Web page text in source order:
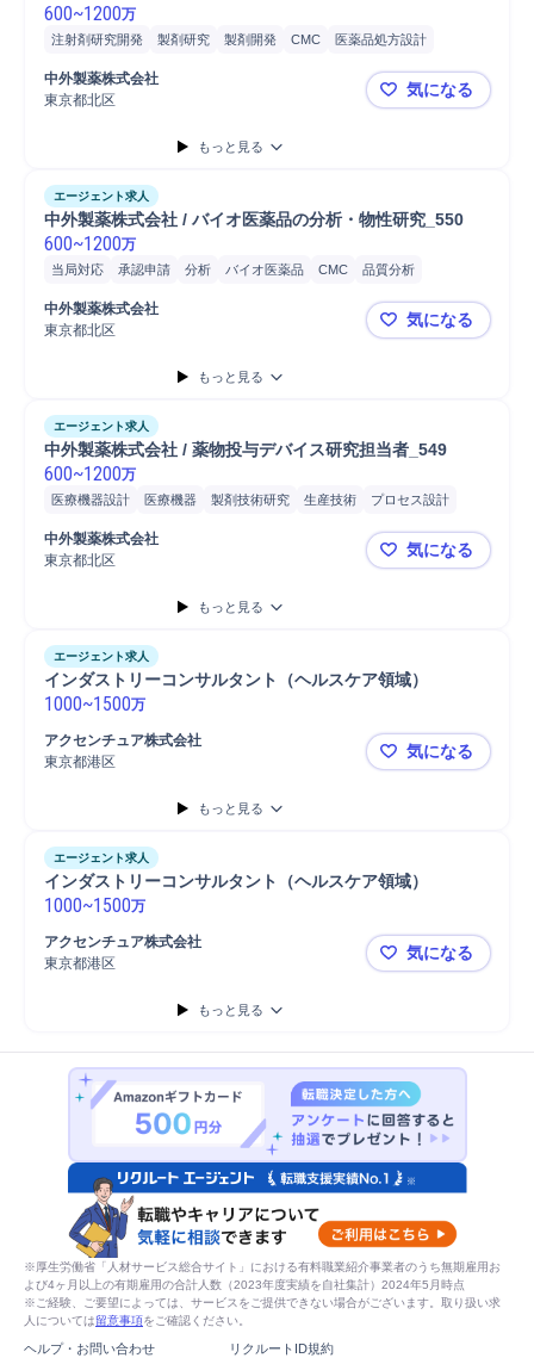
600~1200万
注射剤研究開発 製剤研究 製剤開発 CMC
医薬品処方設計
製剤スケールアップ
抗体医薬品
中外製薬株式会社
東京都北区
中外製薬株
気になる
もっと見る
エージェント求人
中外製薬株式会社 / バイオ医薬品の分析・物性研究_550
600~1200万
当局対応 承認申請 分析 バイオ医薬品 CMC
品質分析
物性分析研究
バイオ医薬品研究開発
品質管理
プロジェクト
中外製薬株式会社
東京都北区
中外製薬株
気になる
もっと見る
エージェント求人
600~1200万
医療機器設計 医療機器 製剤技術研究 生産技術
プロセス設計
工程設計
製品開発
博士採用
中外製薬株式会社
東京都北区
中外製薬株
気になる
もっと見る
エージェント求人
インダストリーコンサルタント（ヘルスケア領域）
1000~1500万
アクセンチュア株式会社
東京都港区
インダスト
気になる
もっと見る
エージェント求人
インダストリーコンサルタント（ヘルスケア領域）
1000~1500万
アクセンチュア株式会社
東京都港区
インダスト
気になる
もっと見る
※厚生労働省「人材サービス総合サイト」における有料職業紹介事業者のうち無期雇用お
よび4ヶ月以上の有期雇用の合計人数（2023年度実績を自社集計）2024年5月時点
※ご経験、ご要望によっては、サービスをご提供できない場合がございます。取り扱い求
人については留意事項をご確認ください。
ヘルプ・お問い合わせ リクルートID規約